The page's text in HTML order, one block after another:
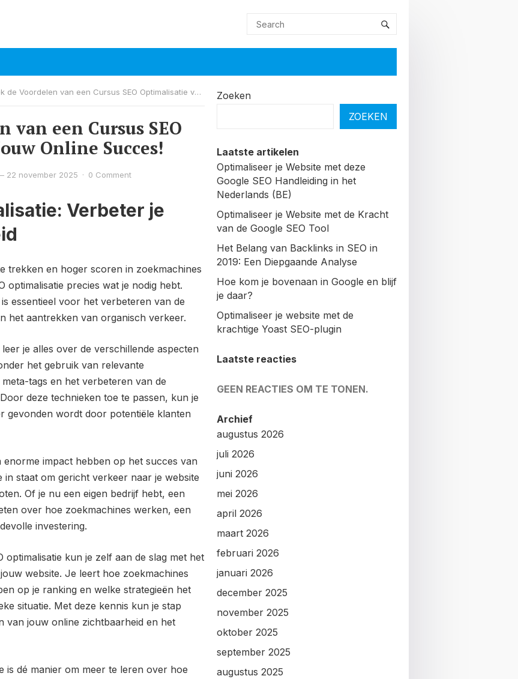
Voordelen van een Cursus SEO Optimalisatie voor Jouw Online Succes!
van een Cursus SEO
Online Succes!
22 november 2025 · 0 Comment
Verbeter je
trekken en hoger scoren in zoekmachines
optimalisatie precies wat je nodig hebt.
essentieel voor het verbeteren van de
het aantrekken van organisch verkeer.
je alles over de verschillende aspecten
het gebruik van relevante
tags en het verbeteren van de
deze technieken toe te passen, kun je
gevonden wordt door potentiële klanten
enorme impact hebben op het succes van
in staat om gericht verkeer naar je website
Of je nu een eigen bedrijf hebt, een
over hoe zoekmachines werken, een
investering.
kun je zelf aan de slag met het
website. Je leert hoe zoekmachines
op je ranking en welke strategieën het
situatie. Met deze kennis kun je stap
jouw online zichtbaarheid en het
is dé manier om meer te leren over hoe
Zoeken
ZOEKEN
Laatste artikelen
Optimaliseer je Website met deze
Google SEO Handleiding in het
Nederlands (BE)
Optimaliseer je Website met de Kracht
van de Google SEO Tool
Het Belang van Backlinks in SEO in
2019: Een Diepgaande Analyse
Hoe kom je bovenaan in Google en blijf
je daar?
Optimaliseer je website met de
krachtige Yoast SEO-plugin
Laatste reacties
GEEN REACTIES OM TE TONEN.
Archief
augustus 2026
juli 2026
juni 2026
mei 2026
april 2026
maart 2026
februari 2026
januari 2026
december 2025
november 2025
oktober 2025
september 2025
augustus 2025